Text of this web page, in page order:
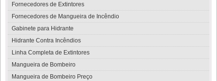
Fornecedores de Extintores
Fornecedores de Mangueira de Incêndio
Gabinete para Hidrante
Hidrante Contra Incêndios
Linha Completa de Extintores
Mangueira de Bombeiro
Mangueira de Bombeiro Preço